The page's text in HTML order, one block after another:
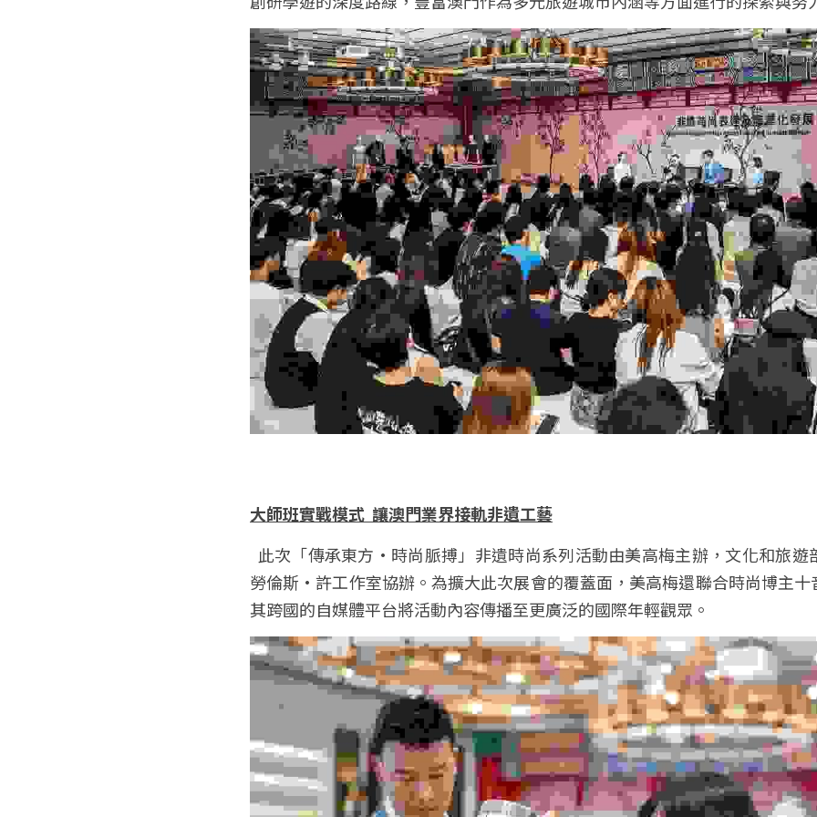
大師班實戰模式  讓澳門業界接軌非遺工藝
勞倫斯·許工作室協辦。為擴大此次展會的覆蓋面，美高梅還聯合時尚博主
其跨國的自媒體平台將活動內容傳播至更廣泛的國際年輕觀眾。